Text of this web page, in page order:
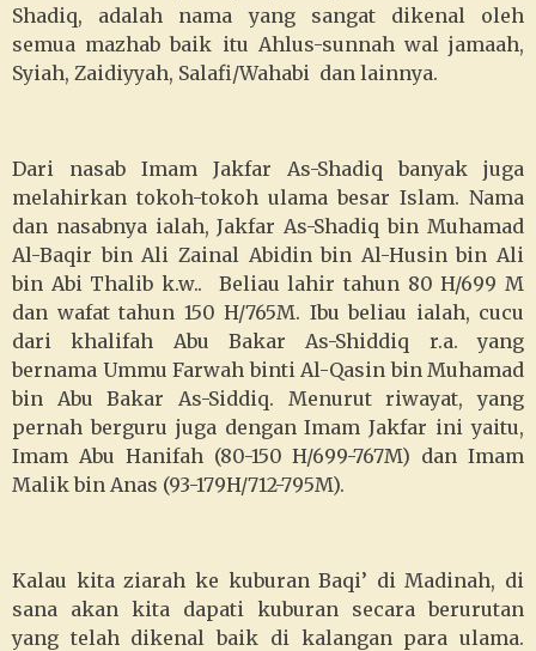
Shadiq, adalah nama yang sangat dikenal oleh
semua mazhab baik itu Ahlus-sunnah wal jamaah,
Syiah, Zaidiyyah, Salafi/Wahabi dan lainnya.
Dari nasab Imam Jakfar As-Shadiq banyak juga
melahirkan tokoh-tokoh ulama besar Islam. Nama
dan nasabnya ialah, Jakfar As-Shadiq bin Muhamad
Al-Baqir bin Ali Zainal Abidin bin Al-Husin bin Ali
bin Abi Thalib k.w.. Beliau lahir tahun 80 H/699 M
dan wafat tahun 150 H/765M. Ibu beliau ialah, cucu
dari khalifah Abu Bakar As-Shiddiq r.a. yang
bernama Ummu Farwah binti Al-Qasin bin Muhamad
bin Abu Bakar As-Siddiq. Menurut riwayat, yang
pernah berguru juga dengan Imam Jakfar ini yaitu,
Imam Abu Hanifah (80-150 H/699-767M) dan Imam
Malik bin Anas (93-179H/712-795M).
Kalau kita ziarah ke kuburan Baqi’ di Madinah, di
sana akan kita dapati kuburan secara berurutan
yang telah dikenal baik di kalangan para ulama.